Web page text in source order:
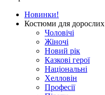
Новинки!
Костюми для дорослих
Чоловічі
Жіночі
Новий рік
Казкові герої
Національні
Хелловін
Професії